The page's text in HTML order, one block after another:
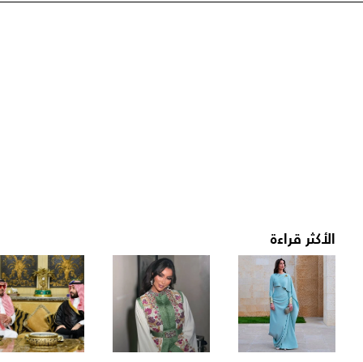
الأكثر قراءة